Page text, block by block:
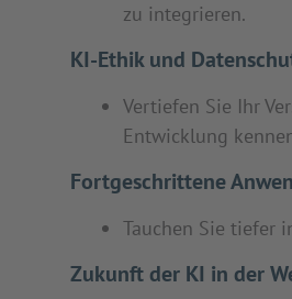
zu integrieren.
KI-Ethik und
Vertiefen Sie Ihr
Entwicklung
Fortgeschrittene
Tauchen Sie tiefer
Zukunft der KI in der